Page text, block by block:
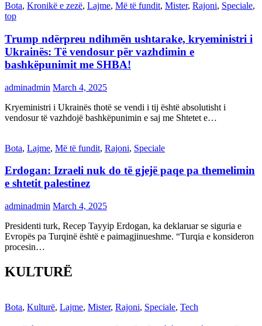
Bota, Kronikë e zezë, Lajme, Më të fundit, Mister, Rajoni, Speciale,
top
Trump ndërpreu ndihmën ushtarake, kryeministri i
Ukrainës: Të vendosur për vazhdimin e
bashkëpunimit me SHBA!
adminadmin March 4, 2025
Kryeministri i Ukrainës thotë se vendi i tij është absolutisht i
vendosur të vazhdojë bashkëpunimin e saj me Shtetet e…
Bota, Lajme, Më të fundit, Rajoni, Speciale
Erdogan: Izraeli nuk do të gjejë paqe pa themelimin
e shtetit palestinez
adminadmin March 4, 2025
Presidenti turk, Recep Tayyip Erdogan, ka deklaruar se siguria e
Evropës pa Turqinë është e paimagjinueshme. “Turqia e konsideron
procesin…
KULTURË
Bota, Kulturë, Lajme, Mister, Rajoni, Speciale, Tech